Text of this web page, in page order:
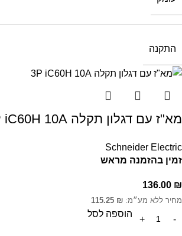
התקנה
מא"ז עם דגלון תקלה 3P iC60H 10A
Schneider Electric
זמין בהזמנה מראש
136.00 ₪
מחיר ללא מע״מ: 115.25 ₪
הוספה לסל